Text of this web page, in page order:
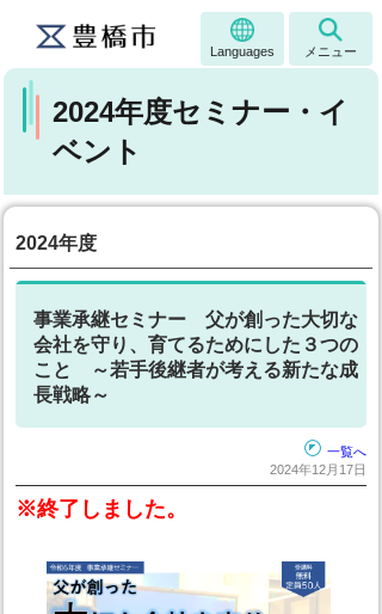
Languages メニュー
2024年度セミナー・イ
ベント
2024年度
事業承継セミナー 父が創った大切な
会社を守り、育てるためにした３つの
こと ～若手後継者が考える新たな成
長戦略～
一覧へ
2024年12月17日
※終了しました。